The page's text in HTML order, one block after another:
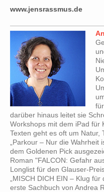
www.jensrassmus.de
darüber hinaus leitet sie
Workshops mit dem iPad für
Texten geht es oft um Natur,
„Parkour – Nur die
dem Goldenen Pick
Roman "FALCON: Gefahr
Longlist für den Glauser-
„MISCH DICH EIN – Klug
erste Sachbuch von Andrea